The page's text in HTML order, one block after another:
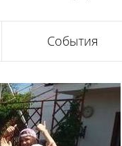
События